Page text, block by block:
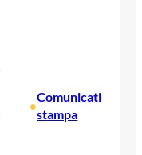
•
Comunicati
stampa